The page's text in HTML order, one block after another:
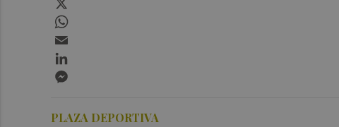
PLAZA DEPORTIVA